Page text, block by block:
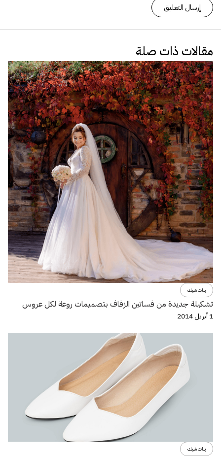
مقالات ذات صلة
بنات شيك
تشكيلة جديدة من فساتين الزفاف بتصميمات روعة لكل عروس
1 أبريل 2014
بنات شيك